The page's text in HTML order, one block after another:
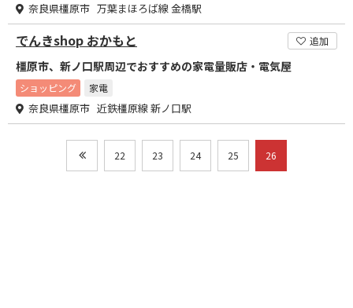
奈良県橿原市 万葉まほろば線 金橋駅
でんきshop おかもと 追加
橿原市、新ノ口駅周辺でおすすめの家電量販店・電気屋
ショッピング 家電
奈良県橿原市 近鉄橿原線 新ノ口駅
22 23 24 25 26